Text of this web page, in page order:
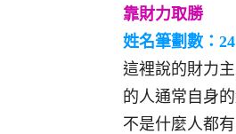
靠財力取勝
姓名筆劃數：
這裡說的財力
的人通常自身
不是什麼人都有